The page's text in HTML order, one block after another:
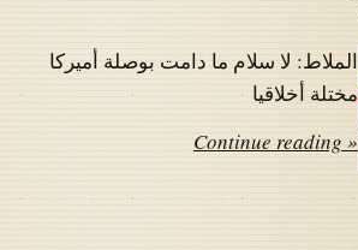
الملاط: لا سلام ما دامت بوصلة أميركا
مختلة أخلاقيا
Continue reading »